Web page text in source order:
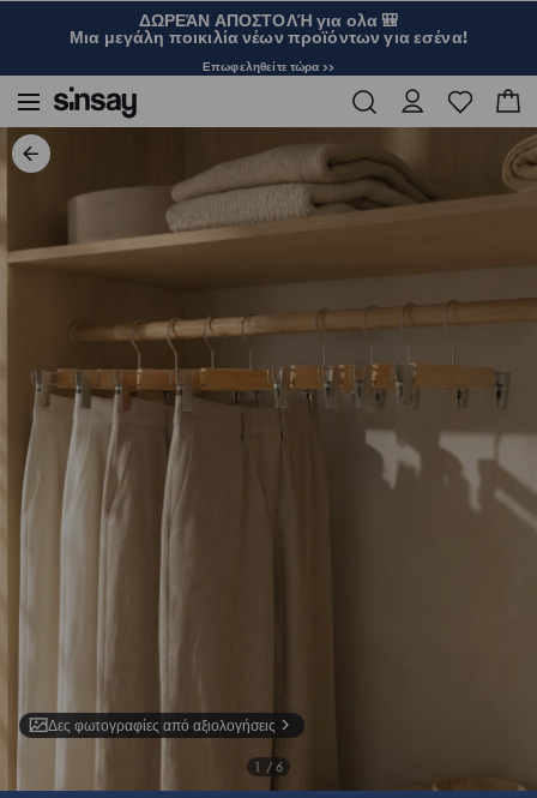
ΔΩΡΕΆΝ ΑΠΟΣΤΟΛΉ για ολα 🎒
Μια μεγάλη ποικιλία νέων προϊόντων για εσένα!
Επωφεληθείτε τώρα >>
Δες φωτογραφίες από αξιολογήσεις
1 / 6